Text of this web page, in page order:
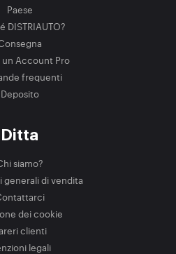
Paese
DISTRIAUTO?
un Account Pro
frequenti
Deposito
Ditta
siamo?
generali di vendita
dei cookie
clienti
legali